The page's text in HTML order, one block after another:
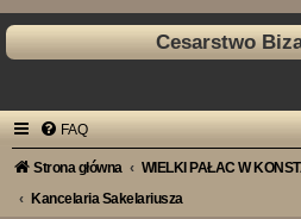
Cesarstwo
FAQ
Strona główna
WIELKI PAŁAC W
Kancelaria Sakelariusza